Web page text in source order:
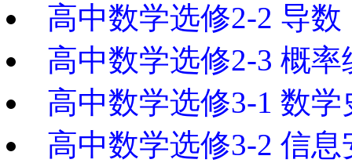
高中数学选修2-2 导数
高中数学选修2-3 概率
高中数学选修3-1 数学
高中数学选修3-2 信